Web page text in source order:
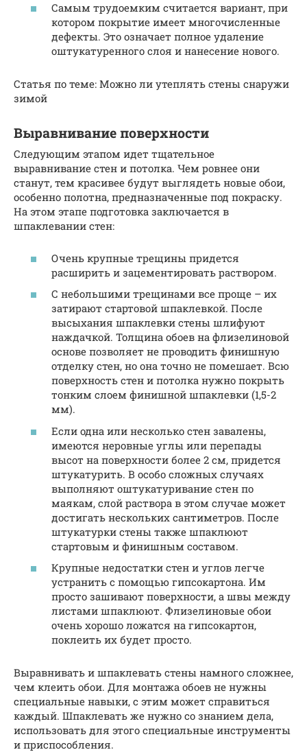
Самым трудоемким считается вариант, при
котором покрытие имеет многочисленные
дефекты. Это означает полное удаление
оштукатуренного слоя и нанесение нового.
Статья по теме: Можно ли утеплять стены снаружи
зимой
Выравнивание поверхности
Следующим этапом идет тщательное
выравнивание стен и потолка. Чем ровнее они
станут, тем красивее будут выглядеть новые обои,
особенно полотна, предназначенные под покраску.
На этом этапе подготовка заключается в
шпаклевании стен:
Очень крупные трещины придется
расширить и зацементировать раствором.
С небольшими трещинами все проще – их
затирают стартовой шпаклевкой. После
высыхания шпаклевки стены шлифуют
наждачкой. Толщина обоев на флизелиновой
основе позволяет не проводить финишную
отделку стен, но она точно не помешает. Всю
поверхность стен и потолка нужно покрыть
тонким слоем финишной шпаклевки (1,5-2
мм).
Если одна или несколько стен завалены,
имеются неровные углы или перепады
высот на поверхности более 2 см, придется
штукатурить. В особо сложных случаях
выполняют оштукатуривание стен по
маякам, слой раствора в этом случае может
достигать нескольких сантиметров. После
штукатурки стены также шпаклюют
стартовым и финишным составом.
Крупные недостатки стен и углов легче
устранить с помощью гипсокартона. Им
просто зашивают поверхности, а швы между
листами шпаклюют. Флизелиновые обои
очень хорошо ложатся на гипсокартон,
поклеить их будет просто.
Выравнивать и шпаклевать стены намного сложнее,
чем клеить обои. Для монтажа обоев не нужны
специальные навыки, с этим может справиться
каждый. Шпаклевать же нужно со знанием дела,
использовать для этого специальные инструменты
и приспособления.